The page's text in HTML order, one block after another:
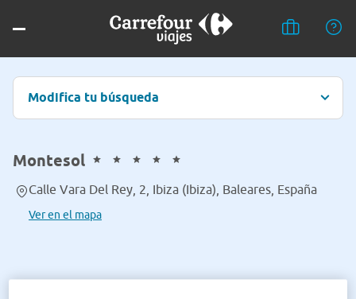
Modifica tu búsqueda
Montesol
Calle Vara Del Rey, 2, Ibiza (Ibiza), Baleares, España
Ver en el mapa